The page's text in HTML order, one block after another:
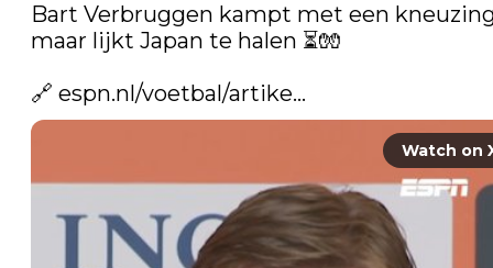
Bart Verbruggen kampt met een
maar lijkt Japan te halen ⏳🧤
🔗 espn.nl/voetbal/artike…
Watch on